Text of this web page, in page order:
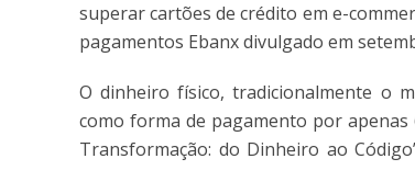
superar cartões de crédito em e-
pagamentos Ebanx divulgado em
O dinheiro físico, tradicionalmente o
como forma de pagamento por apenas
Transformação: do Dinheiro ao